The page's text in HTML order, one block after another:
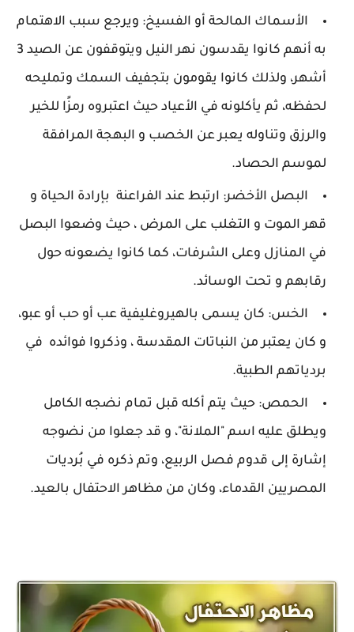
الأسماك المالحة أو الفسيخ: ويرجع سبب الاهتمام
به أنهم كانوا يقدسون نهر النيل ويتوقفون عن الصيد 3
أشهر، ولذلك كانوا يقومون بتجفيف السمك وتمليحه
لحفظه، ثم يأكلونه في الأعياد حيث اعتبروه رمزًا للخير
والرزق وتناوله يعبر عن الخصب و البهجة المرافقة
لموسم الحصاد.
البصل الأخضر: ارتبط عند الفراعنة بإرادة الحياة و
قهر الموت و التغلب على المرض ، حيث وضعوا البصل
في المنازل وعلى الشرفات، كما كانوا يضعونه حول
رقابهم و تحت الوسائد.
الخس: كان يسمى بالهيروغليفية عب أو حب أو عبو،
و كان يعتبر من النباتات المقدسة ، وذكروا فوائده في
بردياتهم الطبية.
الحمص: حيث يتم أكله قبل تمام نضجه الكامل
ويطلق عليه اسم "الملانة"، و قد جعلوا من نضوجه
إشارة إلى قدوم فصل الربيع، وتم ذكره في بُرديات
المصريين القدماء، وكان من مظاهر الاحتفال بالعيد.